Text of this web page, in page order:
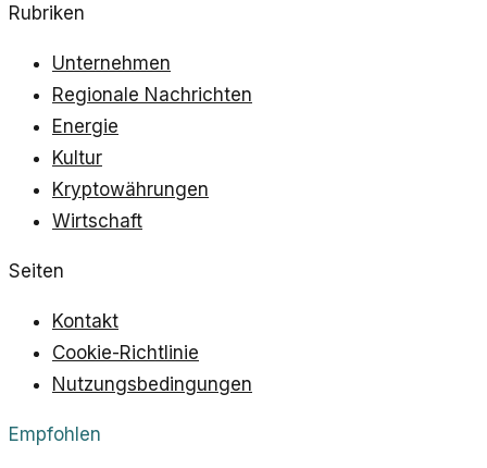
Rubriken
Unternehmen
Regionale Nachrichten
Energie
Kultur
Kryptowährungen
Wirtschaft
Seiten
Kontakt
Cookie-Richtlinie
Nutzungsbedingungen
Empfohlen